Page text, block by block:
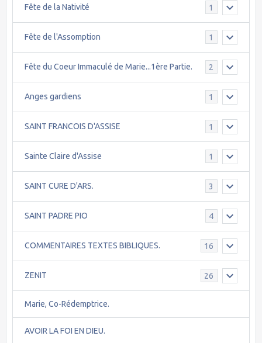
Fête de la Nativité 1
Fête de l'Assomption 1
Fête du Coeur Immaculé de Marie...1ère Partie. 2
Anges gardiens 1
SAINT FRANCOIS D'ASSISE 1
Sainte Claire d'Assise 1
SAINT CURE D'ARS. 3
SAINT PADRE PIO 4
COMMENTAIRES TEXTES BIBLIQUES. 16
ZENIT 26
Marie, Co-Rédemptrice.
AVOIR LA FOI EN DIEU.